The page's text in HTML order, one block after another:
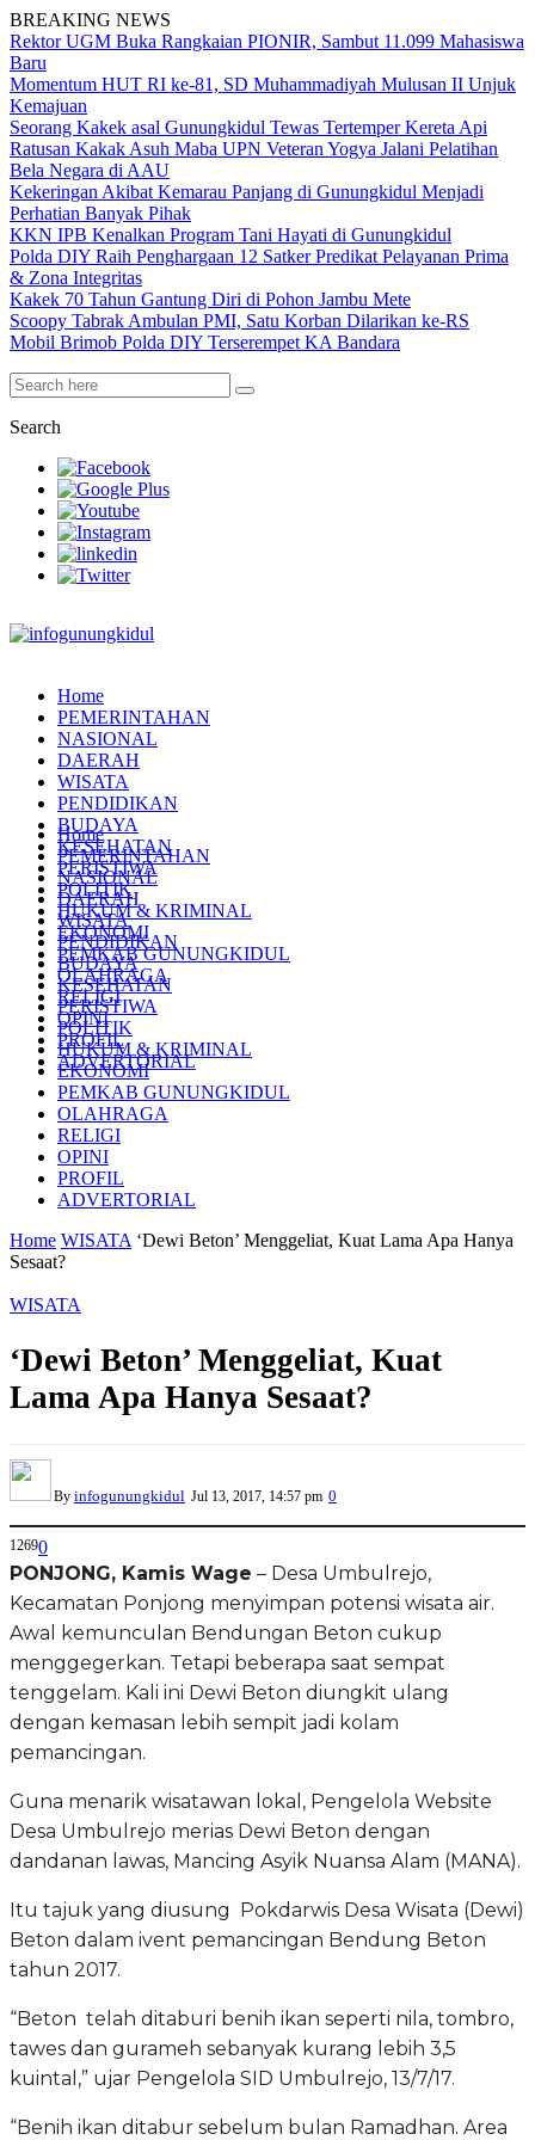
BREAKING NEWS
Rektor UGM Buka Rangkaian PIONIR, Sambut 11.099 Mahasiswa
Baru
Momentum HUT RI ke-81, SD Muhammadiyah Mulusan II Unjuk
Kemajuan
Seorang Kakek asal Gunungkidul Tewas Tertemper Kereta Api
Ratusan Kakak Asuh Maba UPN Veteran Yogya Jalani Pelatihan
Bela Negara di AAU
Kekeringan Akibat Kemarau Panjang di Gunungkidul Menjadi
Perhatian Banyak Pihak
KKN IPB Kenalkan Program Tani Hayati di Gunungkidul
Polda DIY Raih Penghargaan 12 Satker Predikat Pelayanan Prima
& Zona Integritas
Kakek 70 Tahun Gantung Diri di Pohon Jambu Mete
Scoopy Tabrak Ambulan PMI, Satu Korban Dilarikan ke-RS
Mobil Brimob Polda DIY Terserempet KA Bandara
Search
Home
PEMERINTAHAN
NASIONAL
DAERAH
WISATA
PENDIDIKAN
BUDAYA
KESEHATAN
PERISTIWA
POLITIK
HUKUM & KRIMINAL
EKONOMI
PEMKAB GUNUNGKIDUL
OLAHRAGA
RELIGI
OPINI
PROFIL
ADVERTORIAL
Home
PEMERINTAHAN
NASIONAL
DAERAH
WISATA
PENDIDIKAN
BUDAYA
KESEHATAN
PERISTIWA
POLITIK
HUKUM & KRIMINAL
EKONOMI
PEMKAB GUNUNGKIDUL
OLAHRAGA
RELIGI
OPINI
PROFIL
ADVERTORIAL
Home WISATA ‘Dewi Beton’ Menggeliat, Kuat Lama Apa Hanya
Sesaat?
WISATA
‘Dewi Beton’ Menggeliat, Kuat
Lama Apa Hanya Sesaat?
By infogunungkidul Jul 13, 2017, 14:57 pm 0
12690
PONJONG, Kamis Wage – Desa Umbulrejo,
Kecamatan Ponjong menyimpan potensi wisata air.
Awal kemunculan Bendungan Beton cukup
menggegerkan. Tetapi beberapa saat sempat
tenggelam. Kali ini Dewi Beton diungkit ulang
dengan kemasan lebih sempit jadi kolam
pemancingan.
Guna menarik wisatawan lokal, Pengelola Website
Desa Umbulrejo merias Dewi Beton dengan
dandanan lawas, Mancing Asyik Nuansa Alam (MANA).
Itu tajuk yang diusung Pokdarwis Desa Wisata (Dewi)
Beton dalam ivent pemancingan Bendung Beton
tahun 2017.
“Beton telah ditaburi benih ikan seperti nila, tombro,
tawes dan gurameh sebanyak kurang lebih 3,5
kuintal,” ujar Pengelola SID Umbulrejo, 13/7/17.
“Benih ikan ditabur sebelum bulan Ramadhan. Area